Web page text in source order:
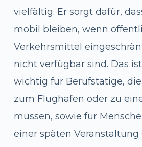
vielfältig. Er sorgt dafür,
mobil bleiben, wenn
Verkehrsmittel
nicht verfügbar sind. Das
wichtig für Berufstätige,
zum Flughafen oder zu
müssen, sowie für
einer späten Veranstaltung